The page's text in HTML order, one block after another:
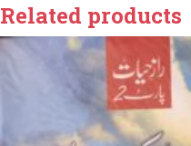
Related products